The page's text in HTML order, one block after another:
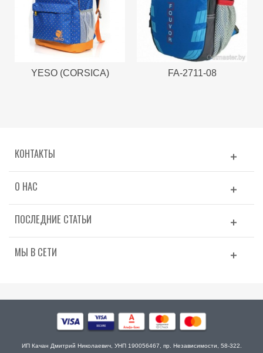
YESO (CORSICA)
FA-2711-08
КОНТАКТЫ
О НАС
ПОСЛЕДНИЕ СТАТЬИ
МЫ В СЕТИ
ИП Качан Дмитрий Николаевич, УНП 190056467, пр. Независимости, 58-322.